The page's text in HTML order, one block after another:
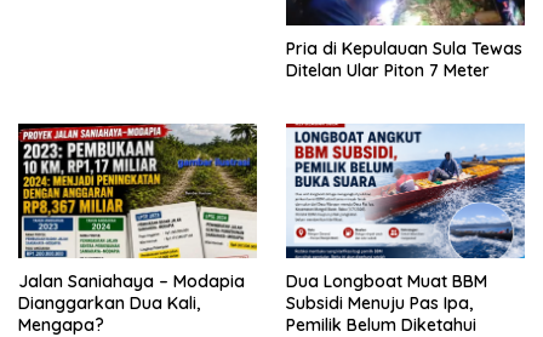
Pria di Kepulauan Sula Tewas
Ditelan Ular Piton 7 Meter
Jalan Saniahaya – Modapia
Dianggarkan Dua Kali,
Mengapa?
Dua Longboat Muat BBM
Subsidi Menuju Pas Ipa,
Pemilik Belum Diketahui